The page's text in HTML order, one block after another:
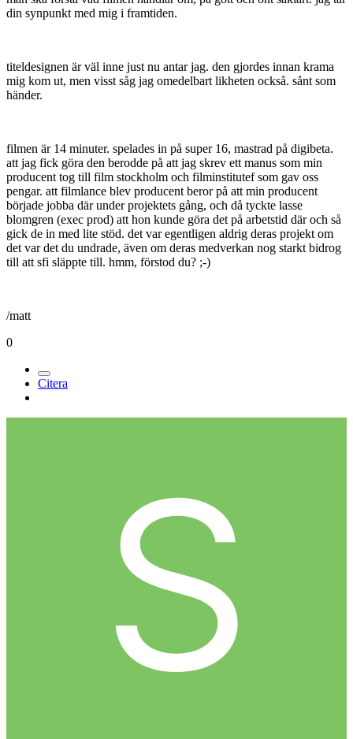
din synpunkt med mig i framtiden.
titeldesignen är väl inne just nu antar jag. den gjordes innan krama
mig kom ut, men visst såg jag omedelbart likheten också. sånt som
händer.
filmen är 14 minuter. spelades in på super 16, mastrad på digibeta.
att jag fick göra den berodde på att jag skrev ett manus som min
producent tog till film stockholm och filminstitutef som gav oss
pengar. att filmlance blev producent beror på att min producent
började jobba där under projektets gång, och då tyckte lasse
blomgren (exec prod) att hon kunde göra det på arbetstid där och så
gick de in med lite stöd. det var egentligen aldrig deras projekt om
det var det du undrade, även om deras medverkan nog starkt bidrog
till att sfi släppte till. hmm, förstod du? ;-)
/matt
0
Citera